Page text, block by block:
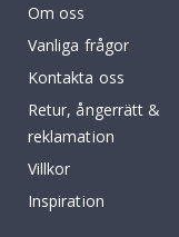
Om oss
Vanliga frågor
Kontakta oss
Retur, ångerrätt &
reklamation
Villkor
Inspiration